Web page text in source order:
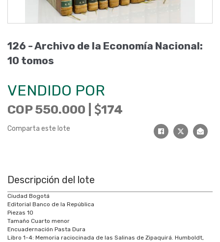
126 - Archivo de la Economía Nacional:
10 tomos
VENDIDO POR
COP 550.000 | 174
Comparta este lote
Descripción del lote
Ciudad Bogotá
Editorial Banco de la República
Piezas 10
Tamaño Cuarto menor
Encuadernación Pasta Dura
Libro 1-4: Memoria raciocinada de las Salinas de Zipaquirá. Humboldt,